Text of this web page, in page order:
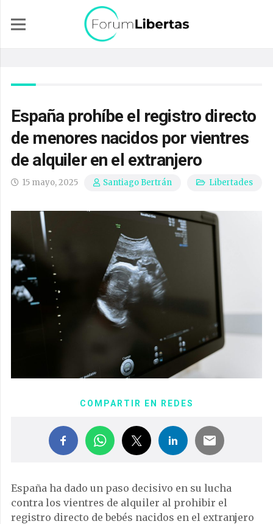
España prohíbe el registro directo
de menores nacidos por vientres
de alquiler en el extranjero
15 mayo, 2025 Santiago Bertrán Libertades
COMPARTIR EN REDES
España ha dado un paso decisivo en su lucha
contra los vientres de alquiler al prohibir el
registro directo de bebés nacidos en el extranjero